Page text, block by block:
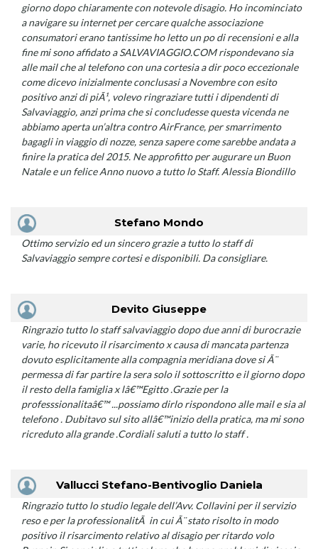
giorno dopo chiaramente con notevole disagio. Ho incominciato
a navigare su internet per cercare qualche associazione
consumatori erano tantissime ho letto un po di recensioni e alla
fine mi sono affidato a SALVAVIAGGIO.COM rispondevano sia
alle mail che al telefono con una cortesia a dir poco eccezionale
come dicevo inizialmente conclusasi a Novembre con esito
positivo anzi di piÃ¹, volevo ringraziare tutti i dipendenti di
Salvaviaggio, anzi prima che si concludesse questa vicenda ne
abbiamo aperta un’altra contro AirFrance, per smarrimento
bagagli in viaggio di nozze, senza sapere come sarebbe andata a
finire la pratica del 2015. Ne approfitto per augurare un Buon
Natale e un felice Anno nuovo a tutto lo Staff. Alessia Biondillo
Stefano Mondo
Ottimo servizio ed un sincero grazie a tutto lo staff di
Salvaviaggio sempre cortesi e disponibili. Da consigliare.
Devito Giuseppe
Ringrazio tutto lo staff salvaviaggio dopo due anni di burocrazie
varie, ho ricevuto il risarcimento x causa di mancata partenza
dovuto esplicitamente alla compagnia meridiana dove si Ã¨
permessa di far partire la sera solo il sottoscritto e il giorno dopo
il resto della famiglia x lâ€™Egitto .Grazie per la
professsionalitaâ€™ ...possiamo dirlo rispondono alle mail e sia al
telefono . Dubitavo sul sito allâ€™inizio della pratica, ma mi sono
ricreduto alla grande .Cordiali saluti a tutto lo staff .
Vallucci Stefano-Bentivoglio Daniela
Ringrazio tutto lo studio legale dell’Avv. Collavini per il servizio
reso e per la professionalitÃ in cui Ã¨ stato risolto in modo
positivo il risarcimento relativo al disagio per ritardo volo